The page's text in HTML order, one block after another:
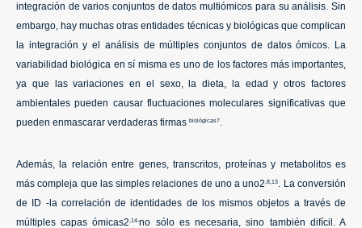
integración de varios conjuntos de datos multiómicos para su análisis. Sin
embargo, hay muchas otras entidades técnicas y biológicas que complican
la integración y el análisis de múltiples conjuntos de datos ómicos. La
variabilidad biológica en sí misma es uno de los factores más importantes,
ya que las variaciones en el sexo, la dieta, la edad y otros factores
ambientales pueden causar fluctuaciones moleculares significativas que
pueden enmascarar verdaderas firmas biológicas7.
Además, la relación entre genes, transcritos, proteínas y metabolitos es
más compleja que las simples relaciones de uno a uno2,8,13. La conversión
de ID -la correlación de identidades de los mismos objetos a través de
múltiples capas ómicas2,14-no sólo es necesaria, sino también difícil. A